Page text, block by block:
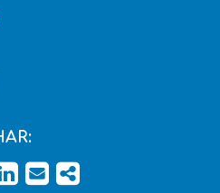
FACEBOOK
FACEBOOK
LINKEDIN
EMAIL